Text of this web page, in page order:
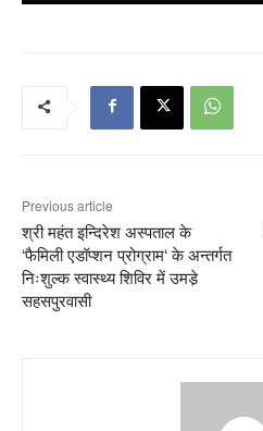
Previous article
श्री महंत इन्दिरेश अस्पताल के
‘फैमिली एडॉप्शन प्रोग्राम‘ के अन्तर्गत
निःशुल्क स्वास्थ्य शिविर में उमडे़
सहसपुरवासी